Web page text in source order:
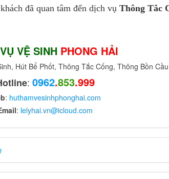
đã quan tâm đến dịch vụ Thông Tắc
VỆ SINH PHONG HẢI
Hút Bể Phốt, Thông Tắc Cống, Thông Bồn Cầu
: 0962.853.999
: huthamvesinhphonghai.com
: lelyhai.vn@icloud.com